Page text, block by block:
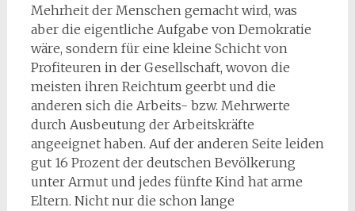
Mehrheit der Menschen gemacht wird, was
aber die eigentliche Aufgabe von Demokratie
wäre, sondern für eine kleine Schicht von
Profiteuren in der Gesellschaft, wovon die
meisten ihren Reichtum geerbt und die
anderen sich die Arbeits- bzw. Mehrwerte
durch Ausbeutung der Arbeitskräfte
angeeignet haben. Auf der anderen Seite leiden
gut 16 Prozent der deutschen Bevölkerung
unter Armut und jedes fünfte Kind hat arme
Eltern. Nicht nur die schon lange